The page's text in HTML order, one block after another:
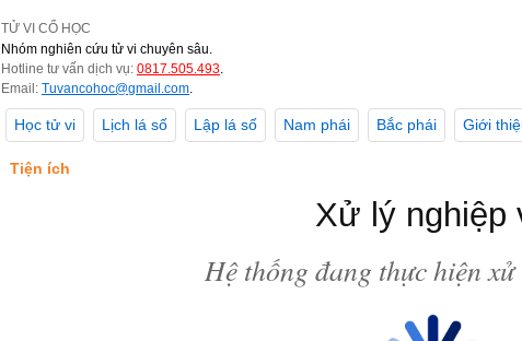
TỬ VI CỔ HỌC
Nhóm nghiên cứu tử vi chuyên sâu.
Hotline tư vấn dịch vụ: 0817.505.493.
Email: Tuvancohoc@gmail.com.
Học tử vi Lịch lá số Lập lá số Nam phái Bắc phái Giới
Tiện ích
Xử lý nghiệp
Hệ thống đang thực hiện